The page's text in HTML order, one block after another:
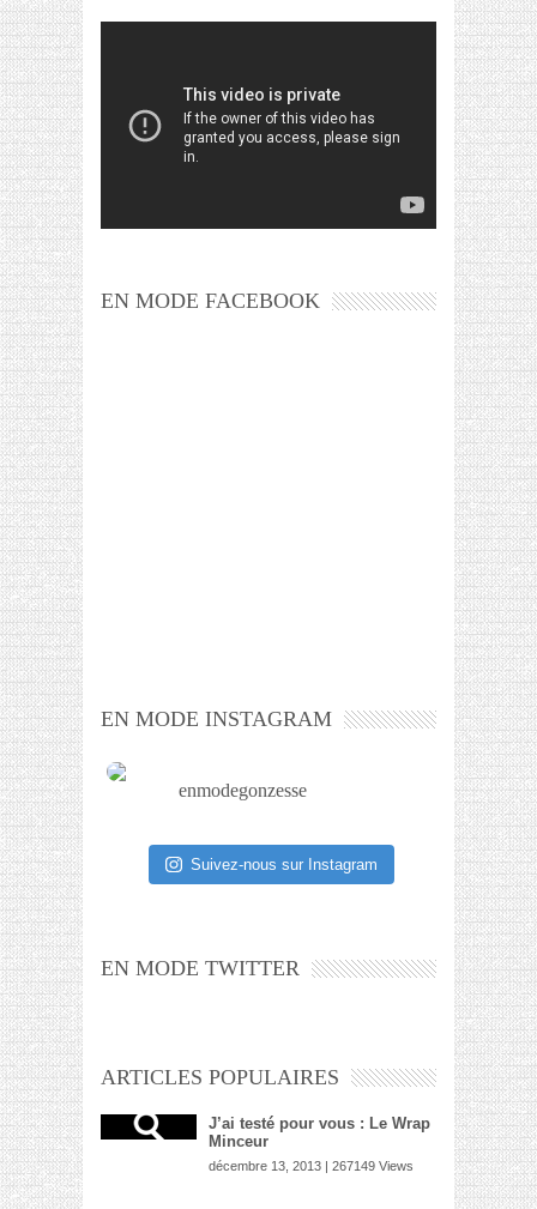
EN MODE FACEBOOK
EN MODE INSTAGRAM
enmodegonzesse
Suivez-nous sur Instagram
EN MODE TWITTER
ARTICLES POPULAIRES
J’ai testé pour vous : Le Wrap
Minceur
décembre 13, 2013 | 267149 Views